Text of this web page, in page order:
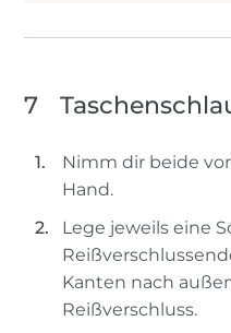
7
Nimm dir beide
Hand.
Lege jeweils eine
Kanten nach
Reißverschluss.